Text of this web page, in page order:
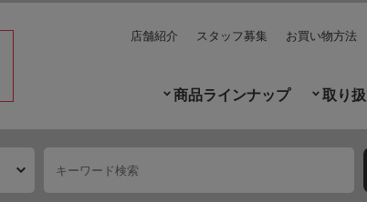
店舗紹介 スタッフ募集 お買い物方法
商品ラインナップ 取り